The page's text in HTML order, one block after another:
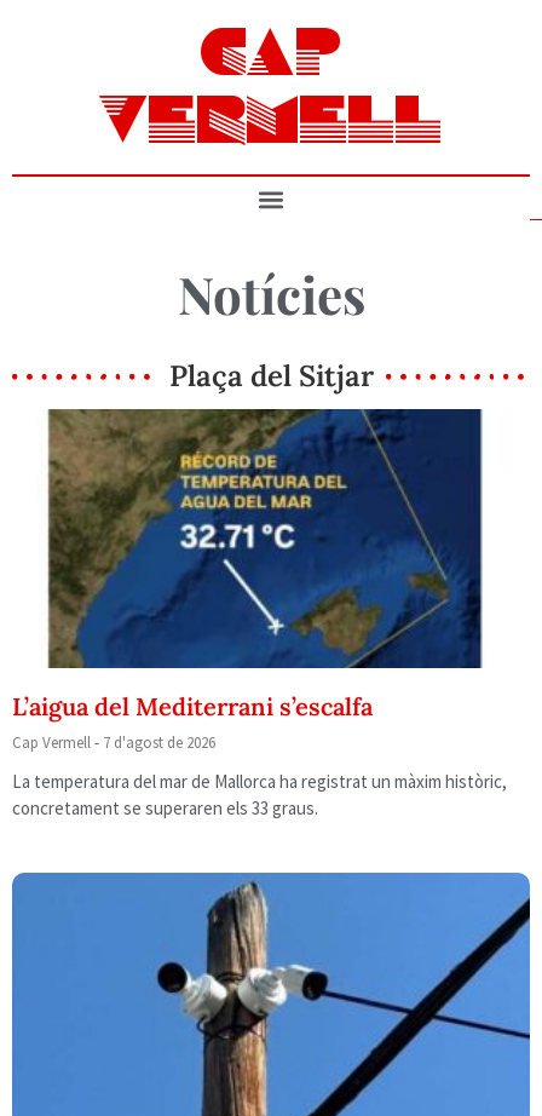
CAP
VERMELL
Notícies
Plaça del Sitjar
L’aigua del Mediterrani s’escalfa
Cap Vermell 7 d'agost de 2026
La temperatura del mar de Mallorca ha registrat un màxim històric,
concretament se superaren els 33 graus.